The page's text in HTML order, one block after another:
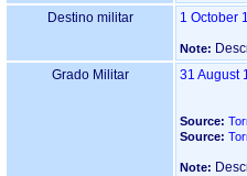
Destino militar
1 October
Note:
Grado Militar
31 August
Source:
Source:
Note: